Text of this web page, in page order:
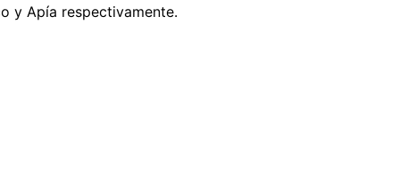
y Apía respectivamente.